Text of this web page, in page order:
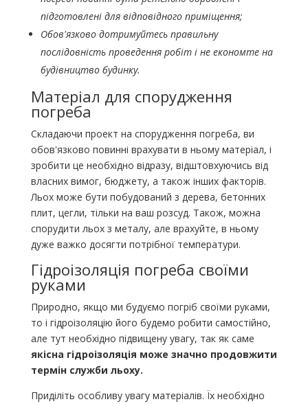
підготовлені для відповідного приміщення;
Обов'язково дотримуйтесь правильну
послідовність проведення робіт і не економте на
будівництво будинку.
Матеріал для спорудження
погреба
Складаючи проект на спорудження погреба, ви
обов'язково повинні врахувати в ньому матеріал, і
зробити це необхідно відразу, відштовхуючись від
власних вимог, бюджету, а також інших факторів.
Льох може бути побудований з дерева, бетонних
плит, цегли, тільки на ваш розсуд. Також, можна
спорудити льох з металу, але врахуйте, в ньому
дуже важко досягти потрібної температури.
Гідроізоляція погреба своїми
руками
Природно, якщо ми будуємо погріб своїми руками,
то і гідроізоляцію його будемо робити самостійно,
але тут необхідно підвищену увагу, так як саме
якісна гідроізоляція може значно продовжити
термін служби льоху.
Приділіть особливу увагу матеріалів. Їх необхідно